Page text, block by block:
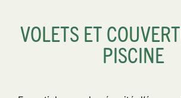
VOLETS ET
PISCINE